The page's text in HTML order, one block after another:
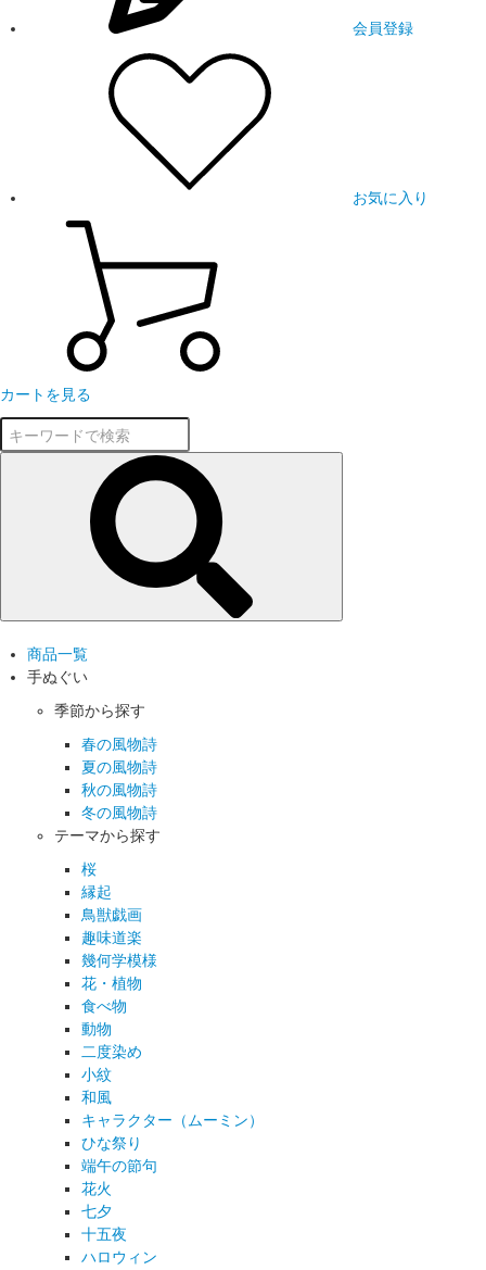
会員登録
お気に入り
カートを見る
商品一覧
手ぬぐい
季節から探す
春の風物詩
夏の風物詩
秋の風物詩
冬の風物詩
テーマから探す
桜
縁起
鳥獣戯画
趣味道楽
幾何学模様
花・植物
食べ物
動物
二度染め
小紋
和風
キャラクター（ムーミン）
ひな祭り
端午の節句
花火
七夕
十五夜
ハロウィン